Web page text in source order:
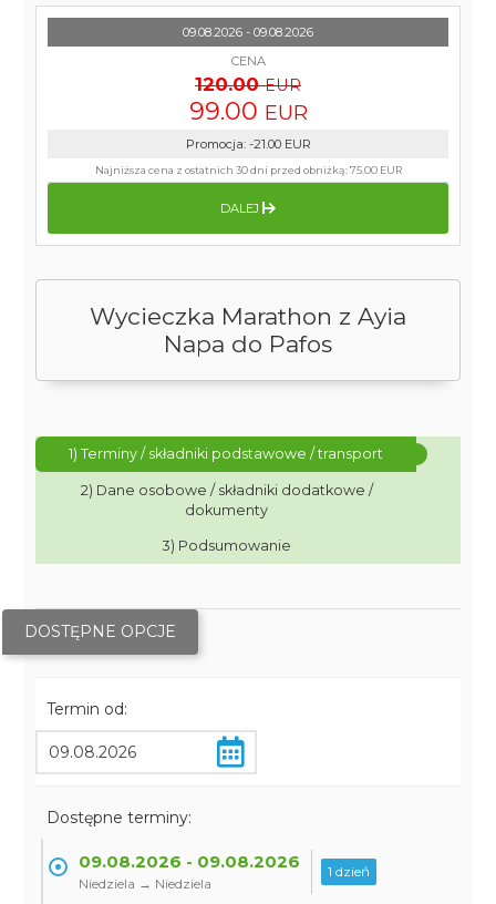
Wycieczka Marathon z Ayia
Napa do Pafos
1) Terminy / składniki podstawowe / transport
2) Dane osobowe / składniki dodatkowe /
dokumenty
3) Podsumowanie
DOSTĘPNE OPCJE
Termin od:
Dostępne terminy:
09.08.2026 - 09.08.2026
Niedziela → Niedziela
1 dzień
09.08.2026 - 09.08.2026
CENA
120.00 EUR
99.00 EUR
Promocja: -21.00 EUR
Najniższa cena z ostatnich 30 dni przed obniżką:75.00 EUR
DALEJ